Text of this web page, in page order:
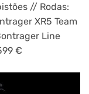
// Rodas:
XR5 Team
Line
€